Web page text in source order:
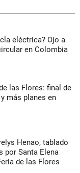
eléctrica? Ojo a
en Colombia
las Flores: final de
más planes en
Henao, tablado
por Santa Elena
de las Flores